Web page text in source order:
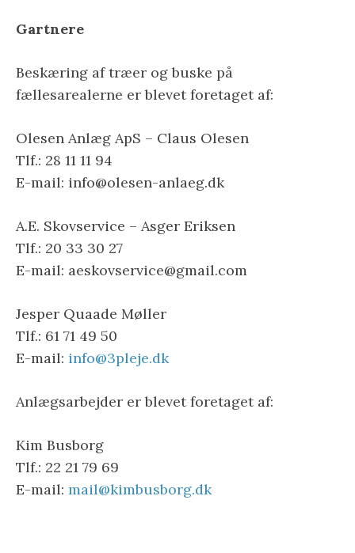
Gartnere
Beskæring af træer og buske på
fællesarealerne er blevet foretaget af:
Olesen Anlæg ApS – Claus Olesen
Tlf.: 28 11 11 94
E-mail: info@olesen-anlaeg.dk
A.E. Skovservice – Asger Eriksen
Tlf.: 20 33 30 27
E-mail: aeskovservice@gmail.com
Jesper Quaade Møller
Tlf.: 61 71 49 50
E-mail: info@3pleje.dk
Anlægsarbejder er blevet foretaget af:
Kim Busborg
Tlf.: 22 21 79 69
E-mail: mail@kimbusborg.dk